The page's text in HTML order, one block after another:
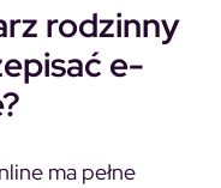
rodzinny
e-
ma pełne